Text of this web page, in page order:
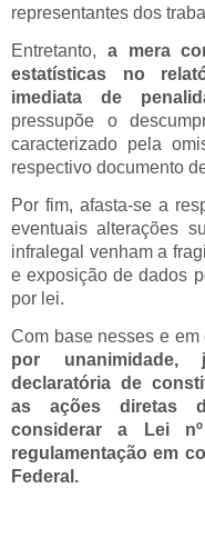
representantes dos
Entretanto, a mera
estatísticas no
imediata de
pressupõe o
caracterizado pela
respectivo documento
Por fim, afasta-se a
eventuais alterações
infralegal venham a
e exposição de dados
por lei.
Com base nesses e
por
declaratória de
as ações diretas
considerar a Lei
regulamentação em
Federal.